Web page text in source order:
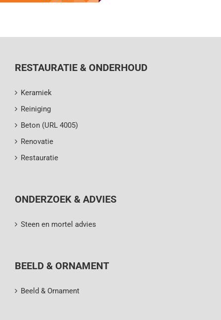
RESTAURATIE & ONDERHOUD
Keramiek
Reiniging
Beton (URL 4005)
Renovatie
Restauratie
ONDERZOEK & ADVIES
Steen en mortel advies
BEELD & ORNAMENT
Beeld & Ornament